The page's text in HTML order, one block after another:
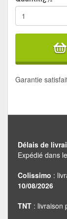
Garantie
Délais de
Expédié dans
Colissimo :
10/08/2026
TNT : livraison